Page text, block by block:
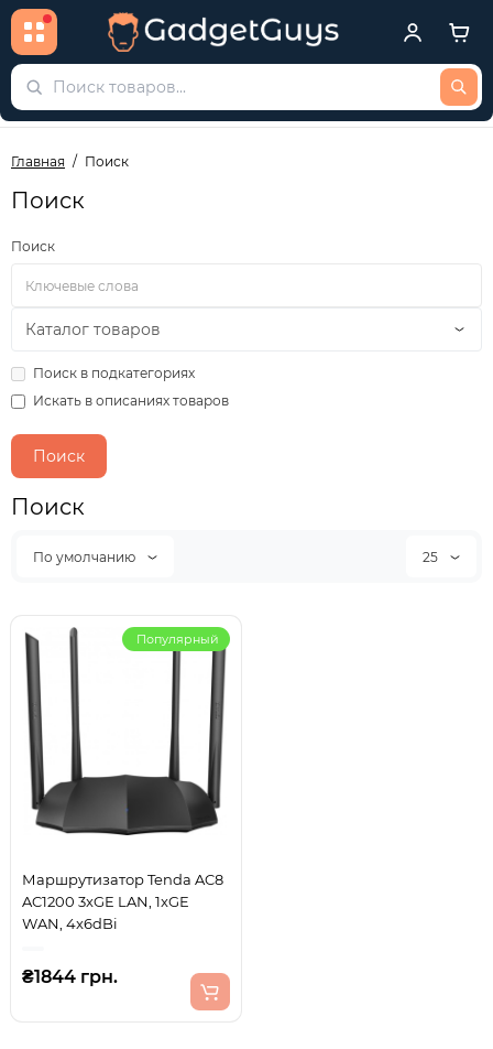
Главная Поиск
Поиск
Поиск
Поиск в подкатегориях
Искать в описаниях товаров
Поиск
По умолчанию 25
Популярный
Маршрутизатор Tenda AC8
AC1200 3xGE LAN, 1xGE
WAN, 4x6dBi
₴1844 грн.